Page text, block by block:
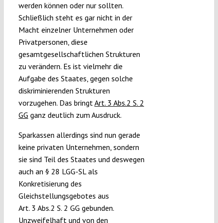
werden können oder nur sollten.
Schließlich steht es gar nicht in der
Macht einzelner Unternehmen oder
Privatpersonen, diese
gesamtgesellschaftlichen Strukturen
zu verändern. Es ist vielmehr die
Aufgabe des Staates, gegen solche
diskriminierenden Strukturen
vorzugehen. Das bringtArt. 3 Abs.2 S. 2
GG ganz deutlich zum Ausdruck.
Sparkassen allerdings sind nun gerade
keine privaten Unternehmen, sondern
sie sind Teil des Staates und deswegen
auch an § 28 LGG-SL als
Konkretisierung des
Gleichstellungsgebotes aus
Art. 3 Abs.2 S. 2 GG gebunden.
Unzweifelhaft und von den